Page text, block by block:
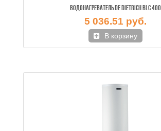
ВОДОНАГРЕВАТЕЛЬ DE DIETRICH BLC 400
5 036.51 руб.
В корзину